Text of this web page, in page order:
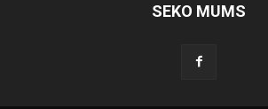
SEKO MUMS